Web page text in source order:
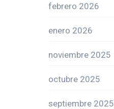
febrero 2026
enero 2026
noviembre 2025
octubre 2025
septiembre 2025